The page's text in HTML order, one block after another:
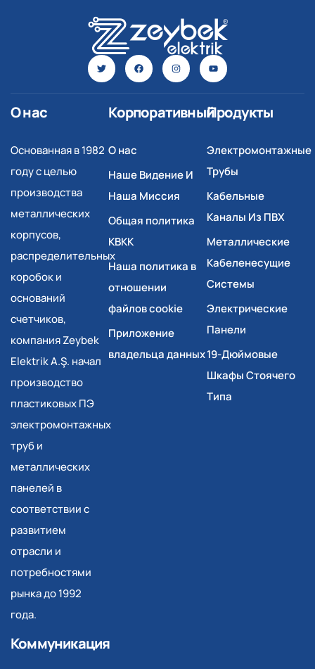
О нас
Основанная в 1982
году с целью
производства
металлических
корпусов,
распределительных
коробок и
оснований
счетчиков,
компания Zeybek
Elektrik A.Ş. начал
производство
пластиковых ПЭ
электромонтажных
труб и
металлических
панелей в
соответствии с
развитием
отрасли и
потребностями
рынка до 1992
года.
Корпоративный
О нас
Наше Видение И
Наша Миссия
Общая политика
КВКК
Наша политика в
отношении
файлов cookie
Приложение
владельца данных
Продукты
Электромонтажные
Трубы
Кабельные
Каналы Из ПВХ
Металлические
Кабеленесущие
Системы
Электрические
Панели
19-Дюймовые
Шкафы Стоячего
Типа
Коммуникация